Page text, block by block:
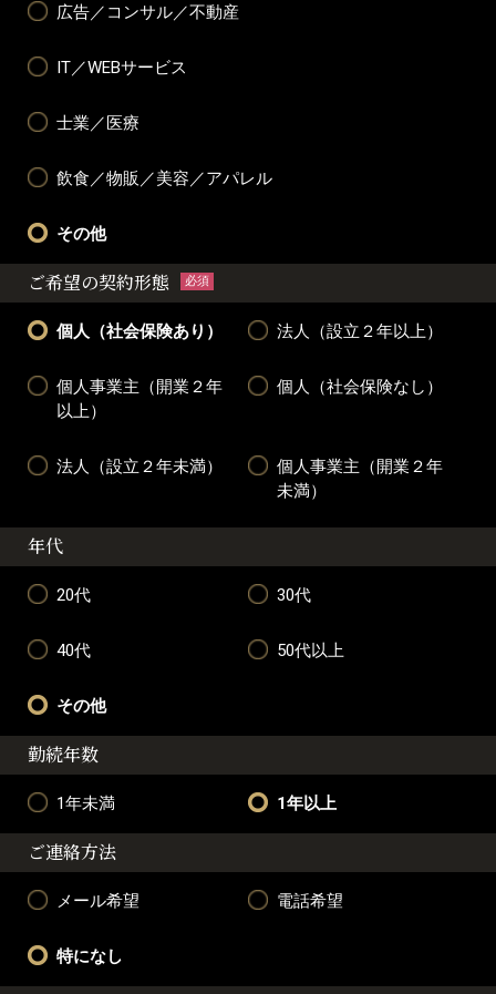
広告／コンサル／不動産
IT／WEBサービス
士業／医療
飲食／物販／美容／アパレル
その他
ご希望の契約形態 必須
個人（社会保険あり） 法人（設立２年以上）
個人事業主（開業２年
以上）
個人（社会保険なし）
法人（設立２年未満）
個人事業主（開業２年
未満）
年代
20代 30代
40代 50代以上
その他
勤続年数
1年未満 1年以上
ご連絡方法
メール希望 電話希望
特になし